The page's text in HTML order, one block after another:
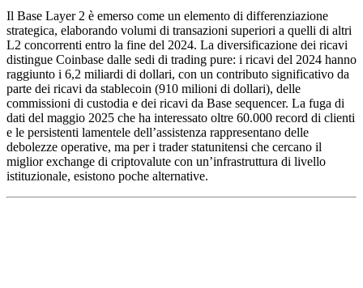
Il Base Layer 2 è emerso come un elemento di differenziazione
strategica, elaborando volumi di transazioni superiori a quelli di altri
L2 concorrenti entro la fine del 2024. La diversificazione dei ricavi
distingue Coinbase dalle sedi di trading pure: i ricavi del 2024 hanno
raggiunto i 6,2 miliardi di dollari, con un contributo significativo da
parte dei ricavi da stablecoin (910 milioni di dollari), delle
commissioni di custodia e dei ricavi da Base sequencer. La fuga di
dati del maggio 2025 che ha interessato oltre 60.000 record di clienti
e le persistenti lamentele dell’assistenza rappresentano delle
debolezze operative, ma per i trader statunitensi che cercano il
miglior exchange di criptovalute con un’infrastruttura di livello
istituzionale, esistono poche alternative.